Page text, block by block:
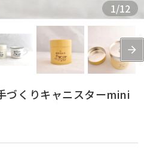
1/12
づくりキャニスターmini